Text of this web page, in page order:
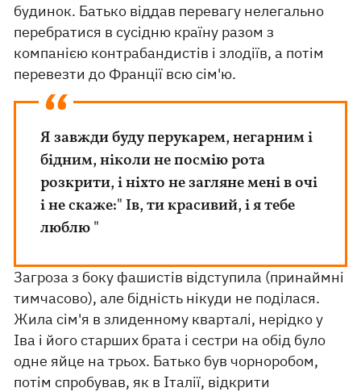
будинок. Батько віддав перевагу нелегально
перебратися в сусідню країну разом з
компанією контрабандистів і злодіїв, а потім
перевезти до Франції всю сім'ю.
Я завжди буду перукарем, негарним і
бідним, ніколи не посмію рота
розкрити, і ніхто не загляне мені в очі
і не скаже:" Ів, ти красивий, і я тебе
люблю "
Загроза з боку фашистів відступила (принаймні
тимчасово), але бідність нікуди не поділася.
Жила сім'я в злиденному кварталі, нерідко у
Іва і його старших брата і сестри на обід було
одне яйце на трьох. Батько був чорноробом,
потім спробував, як в Італії, відкрити